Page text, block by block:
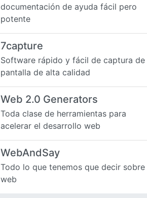
documentación de ayuda fácil pero
potente
7capture
Software rápido y fácil de captura de
pantalla de alta calidad
Web 2.0 Generators
Toda clase de herramientas para
acelerar el desarrollo web
WebAndSay
Todo lo que tenemos que decir sobre
web